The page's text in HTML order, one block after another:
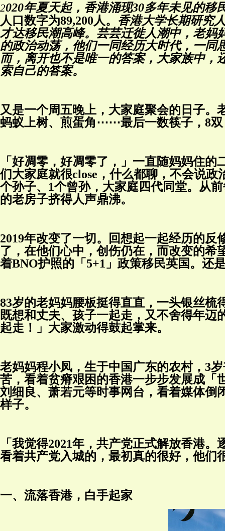
2020年夏天起，香港涌现30多年未见的移
人口数字为89,200人。 香港大学长期研究
才达移民潮高峰。芸芸迁徙人潮中，老妈
的政治动荡，他们一同经历大时代，一同
而，离开也不是唯一的答案，大家族中
索自己的答案。
又是一个周五晚上，大家庭聚会的日子
蚂蚁上树、煎蛋角⋯⋯最后一数筷子，8双
「好凋零，好凋零了，」一直随妈妈住
们大家庭就很close，什么都聊，不会说
个孙子、1个曾孙，大家庭四代同堂。从
的老房子挤得人声鼎沸。
2019年改变了一切。回想起一起经历的
了，在他们心中，创伤仍在，而改变的
着BNO护照的「5+1」政策移民英国。还
83岁的老妈妈腰板挺得直直，一头银丝
既想和丈夫、孩子一起走，又不舍得年
起走！」大家激动得鼓起掌来。
老妈妈程小凤，生于中国广东的农村，3
苦，看着贫瘠艰困的香港一步步发展成「
刘细良、萧若元等时事网台，看着媒体倒
样子。
「我觉得2021年，共产党正式解放香港
看着共产党入城的，最初真的很好，他们
一、流落香港，白手起家